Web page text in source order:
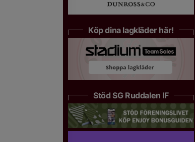
Köp dina lagkläder här!
Stöd SG Ruddalen IF